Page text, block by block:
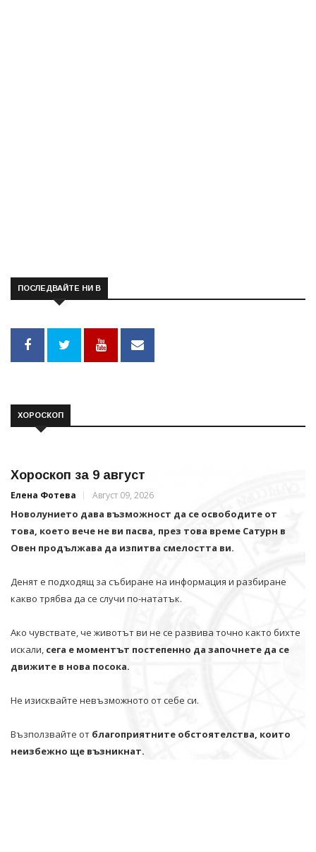
ПОСЛЕДВАЙТЕ НИ В
ХОРОСКОП
Хороскоп за 9 август
Елена Фотева Август 09, 2026
Новолунието дава възможност да се освободите от
това, което вече не ви пасва, през това време Сатурн в
Овен продължава да изпитва смелостта ви.
Денят е подходящ за събиране на информация и разбиране
какво трябва да се случи по-нататък.
Ако чувствате, че животът ви не се развива точно както бихте
искали, сега е моментът постепенно да започнете да се
движите в нова посока.
Не изисквайте невъзможното от себе си.
Възползвайте от благоприятните обстоятелства, които
неизбежно ще възникнат.